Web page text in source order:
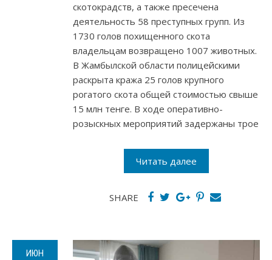
скотокрадств, а также пресечена
деятельность 58 преступных групп. Из
1730 голов похищенного скота
владельцам возвращено 1007 животных.
В Жамбылской области полицейскими
раскрыта кража 25 голов крупного
рогатого скота общей стоимостью свыше
15 млн тенге. В ходе оперативно-
розыскных мероприятий задержаны трое
Читать далее
SHARE
ИЮН